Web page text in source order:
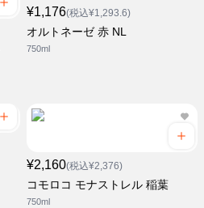
¥1,176(税込¥1,293.6)
オルトネーゼ 赤 NL
750ml
¥2,160(税込¥2,376)
コモロコ モナストレル 稲葉
750ml